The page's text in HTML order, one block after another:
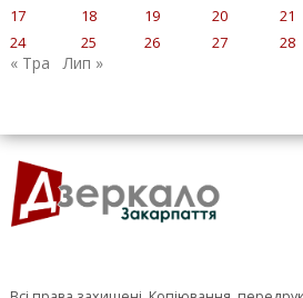
17
18 19 20 21
24
25 26 27 28
« Тра Лип »